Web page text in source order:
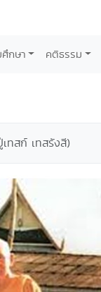
กษา คติธรรม
ทสก์ เทสรังสี)